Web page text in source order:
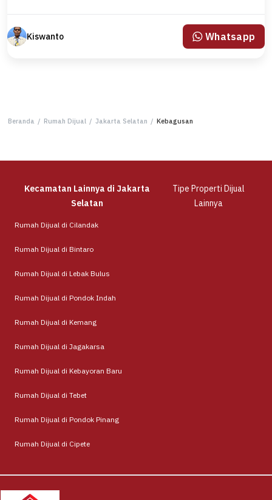
Kiswanto Whatsapp
Beranda / Rumah Dijual / Jakarta Selatan / Kebagusan
Kecamatan Lainnya di Jakarta
Selatan
Tipe Properti Dijual
Lainnya
Rumah Dijual di Cilandak
Rumah Dijual di Bintaro
Rumah Dijual di Lebak Bulus
Rumah Dijual di Pondok Indah
Rumah Dijual di Kemang
Rumah Dijual di Jagakarsa
Rumah Dijual di Kebayoran Baru
Rumah Dijual di Tebet
Rumah Dijual di Pondok Pinang
Rumah Dijual di Cipete